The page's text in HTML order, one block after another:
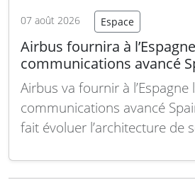
07 août 2026 Espace
Airbus fournira à
communications avancé
Airbus va fournir à l’Espagne
communications avancé
fait évoluer l’architecture de
améliorations